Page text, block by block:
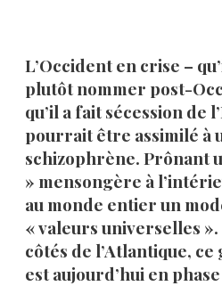
L’Occident en crise –
plutôt nommer post-
qu’il a fait sécession de
pourrait être assimilé à
schizophrène. Prônant
» mensongère à
au monde entier un
« valeurs universelles ».
côtés de l’Atlantique,
est aujourd’hui en